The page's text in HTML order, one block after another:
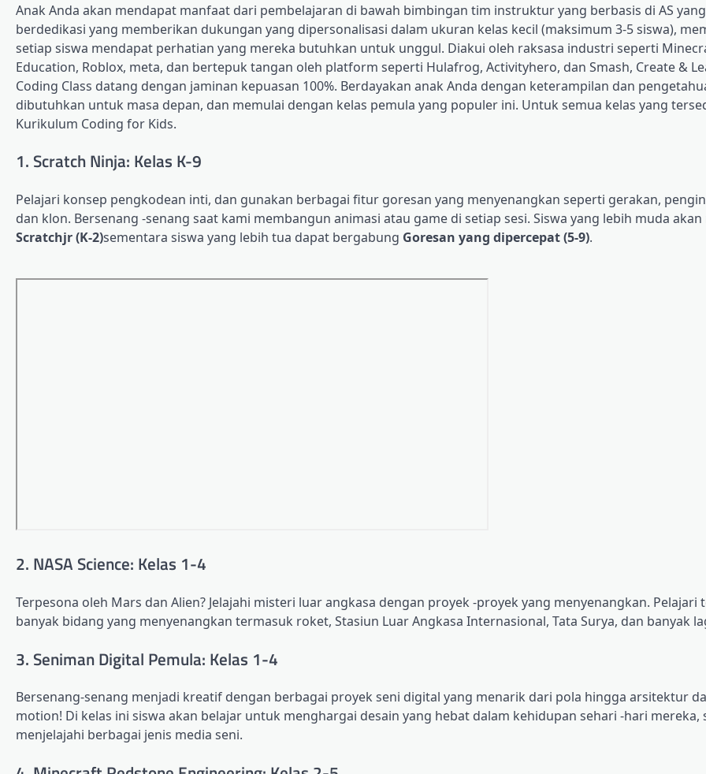
Anak Anda akan mendapat manfaat dari pembelajaran di bawah bimbingan tim instruktur yang berbasis di AS yang
berdedikasi yang memberikan dukungan yang dipersonalisasi dalam ukuran kelas kecil (maksimum 3-5 siswa),
setiap siswa mendapat perhatian yang mereka butuhkan untuk unggul. Diakui oleh raksasa industri seperti
Education, Roblox, meta, dan bertepuk tangan oleh platform seperti Hulafrog, Activityhero, dan Smash, Create &
Coding Class datang dengan jaminan kepuasan 100%. Berdayakan anak Anda dengan keterampilan dan
dibutuhkan untuk masa depan, dan memulai dengan kelas pemula yang populer ini. Untuk semua kelas yang
Kurikulum Coding for Kids.
1. Scratch Ninja: Kelas K-9
Pelajari konsep pengkodean inti, dan gunakan berbagai fitur goresan yang menyenangkan seperti gerakan,
dan klon. Bersenang -senang saat kami membangun animasi atau game di setiap sesi. Siswa yang lebih muda
Scratchjr(K-2)sementara siswa yang lebih tua dapat bergabung Goresan yang dipercepat(5-9).
2. NASA Science: Kelas 1-4
Terpesona oleh Mars dan Alien? Jelajahi misteri luar angkasa dengan proyek -proyek yang menyenangkan. Pelajari
banyak bidang yang menyenangkan termasuk roket, Stasiun Luar Angkasa Internasional, Tata Surya, dan banyak
3. Seniman Digital Pemula: Kelas 1-4
Bersenang-senang menjadi kreatif dengan berbagai proyek seni digital yang menarik dari pola hingga arsitektur
motion! Di kelas ini siswa akan belajar untuk menghargai desain yang hebat dalam kehidupan sehari -hari mereka,
menjelajahi berbagai jenis media seni.